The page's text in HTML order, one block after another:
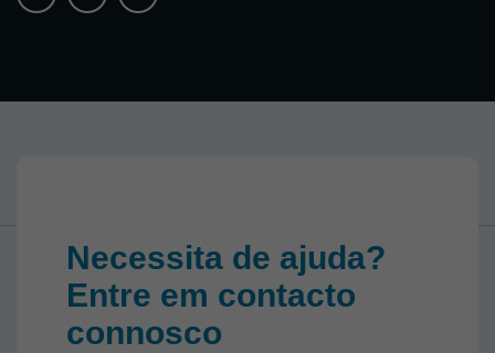
Necessita de ajuda?
Entre em contacto
connosco